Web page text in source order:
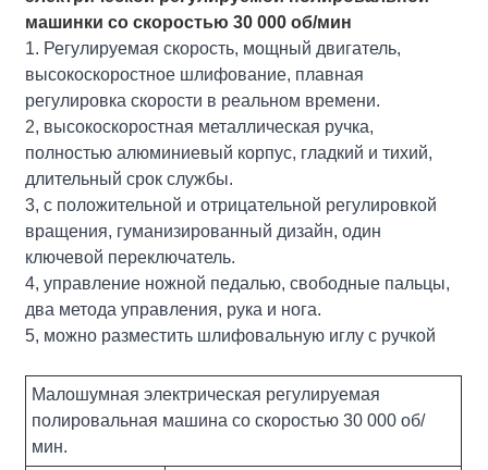
машинки со скоростью 30 000 об/мин
1. Регулируемая скорость, мощный двигатель,
высокоскоростное шлифование, плавная
регулировка скорости в реальном времени.
2, высокоскоростная металлическая ручка,
полностью алюминиевый корпус, гладкий и тихий,
длительный срок службы.
3, с положительной и отрицательной регулировкой
вращения, гуманизированный дизайн, один
ключевой переключатель.
4, управление ножной педалью, свободные пальцы,
два метода управления, рука и нога.
5, можно разместить шлифовальную иглу с ручкой
Малошумная электрическая регулируемая
полировальная машина со скоростью 30 000 об/
мин.